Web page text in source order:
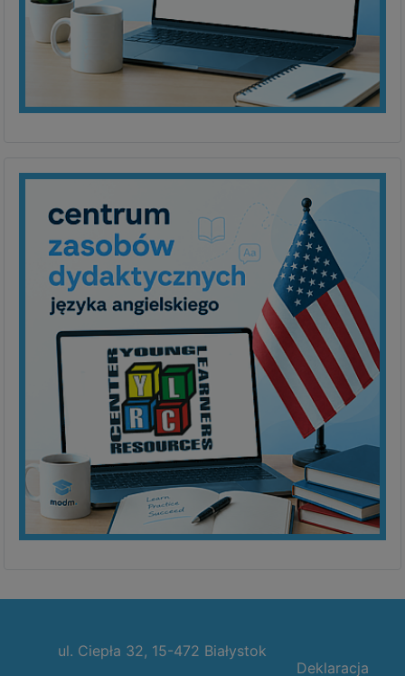
ul. Ciepła 32, 15-472 Białystok
Deklaracja